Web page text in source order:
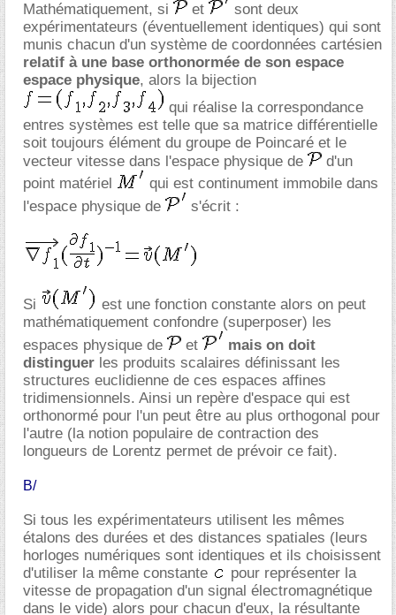
Mathématiquement, si et
sont deux
expérimentateurs (éventuellement identiques) qui sont
munis chacun d'un système de coordonnées cartésien
relatif à une base orthonormée de son espace
espace physique, alors la bijection
qui réalise la correspondance
entres systèmes est telle que sa matrice différentielle
soit toujours élément du groupe de Poincaré et le
vecteur vitesse dans l'espace physique de
d'un
point matériel
qui est continument immobile dans
l'espace physique de
s'écrit :
Si
est une fonction constante alors on peut
mathématiquement confondre (superposer) les
espaces physique de
et
mais on doit
distinguer les produits scalaires définissant les
structures euclidienne de ces espaces affines
tridimensionnels. Ainsi un repère d'espace qui est
orthonormé pour l'un peut être au plus orthogonal pour
l'autre (la notion populaire de contraction des
longueurs de Lorentz permet de prévoir ce fait).
B/
Si tous les expérimentateurs utilisent les mêmes
étalons des durées et des distances spatiales (leurs
horloges numériques sont identiques et ils choisissent
d'utiliser la même constante
pour représenter la
vitesse de propagation d'un signal électromagnétique
dans le vide) alors pour chacun d'eux, la résultante